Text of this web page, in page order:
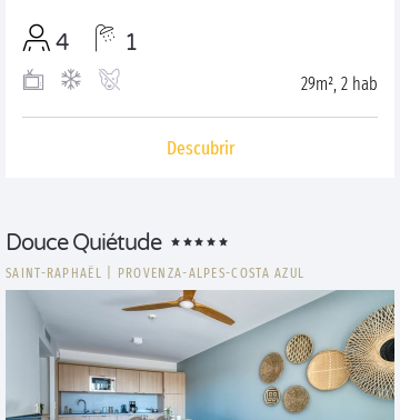
4 1
29m², 2 hab
Descubrir
Douce Quiétude
SAINT-RAPHAËL PROVENZA-ALPES-COSTA AZUL